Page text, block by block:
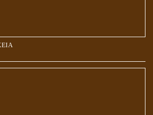
ΔΡΟΜΟ ΤΗΣ ΑΛΗΘΕΙΑΣ;